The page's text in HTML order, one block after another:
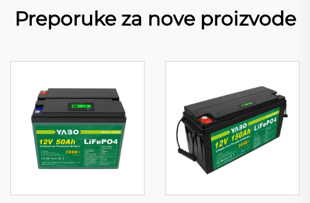
Preporuke za nove proizvode